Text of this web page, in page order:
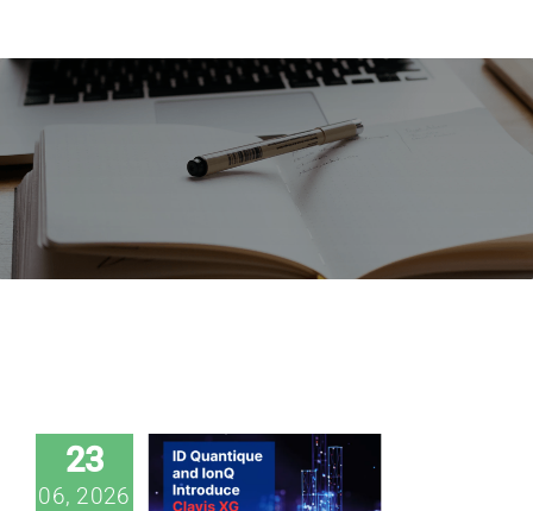
产品中心
代理品牌
关于量感
23
06, 2026
中大规模部署
quantum application